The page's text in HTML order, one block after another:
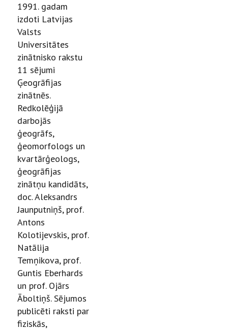
1991. gadam
izdoti Latvijas
Valsts
Universitātes
zinātnisko rakstu
11 sējumi
Ģeogrāfijas
zinātnēs.
Redkolēģijā
darbojās
ģeogrāfs,
ģeomorfologs un
kvartārģeologs,
ģeogrāfijas
zinātņu kandidāts,
doc. Aleksandrs
Jaunputniņš, prof.
Antons
Kolotijevskis, prof.
Natālija
Temņikova, prof.
Guntis Eberhards
un prof. Ojārs
Āboltiņš. Sējumos
publicēti raksti par
fiziskās,